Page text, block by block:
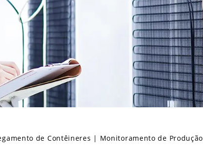
de Contêineres | Monitoramento de Produção